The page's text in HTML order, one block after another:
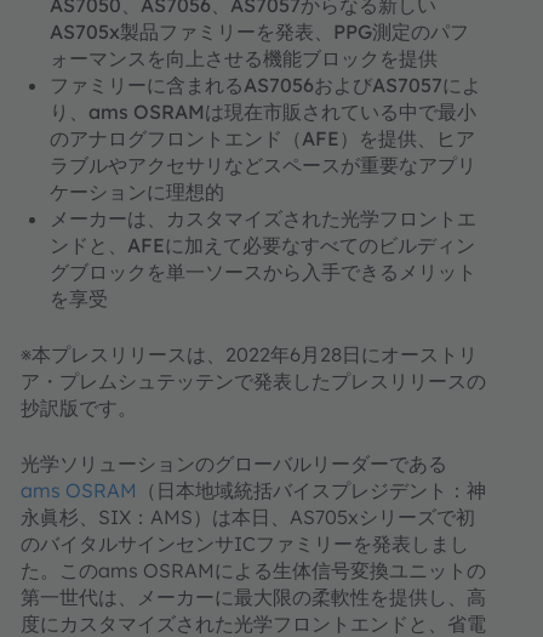
AS7050、AS7056、AS7057からなる新しい
AS705x製品ファミリーを発表、PPG測定のパフ
ォーマンスを向上させる機能ブロックを提供
ファミリーに含まれるAS7056およびAS7057によ
り、ams OSRAMは現在市販されている中で最小
のアナログフロントエンド（AFE）を提供、ヒア
ラブルやアクセサリなどスペースが重要なアプリ
ケーションに理想的
メーカーは、カスタマイズされた光学フロントエ
ンドと、AFEに加えて必要なすべてのビルディン
グブロックを単一ソースから入手できるメリット
を享受
※本プレスリリースは、2022年6月28日にオーストリ
ア・プレムシュテッテンで発表したプレスリリースの
抄訳版です。
光学ソリューションのグローバルリーダーである
ams OSRAM （日本地域統括バイスプレジデント：神
永眞杉、SIX：AMS）は本日、AS705xシリーズで初
のバイタルサインセンサICファミリーを発表しまし
た。このams OSRAMによる生体信号変換ユニットの
第一世代は、メーカーに最大限の柔軟性を提供し、高
度にカスタマイズされた光学フロントエンドと、省電